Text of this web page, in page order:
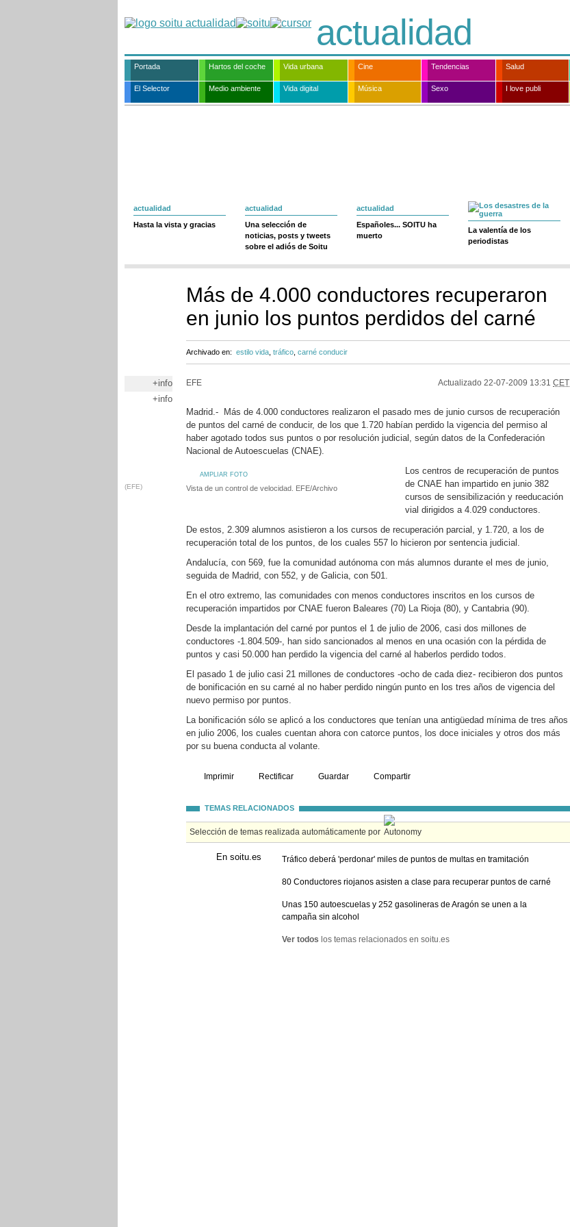
actualidad
Portada Hartos del coche Vida urbana Cine Tendencias Salud
El Selector Medio ambiente Vida digital Música Sexo I love publi
actualidad
Hasta la vista y gracias
actualidad
Una selección de
noticias, posts y tweets
sobre el adiós de Soitu
actualidad
Españoles... SOITU ha
muerto
La valentía de los
periodistas
Más de 4.000 conductores recuperaron
en junio los puntos perdidos del carné
Archivado en: estilo vida tráfico carné conducir
+info
+info
EFE Actualizado 22-07-2009 13:31 CET
Madrid.- Más de 4.000 conductores realizaron el pasado mes de junio cursos de recuperación
de puntos del carné de conducir, de los que 1.720 habían perdido la vigencia del permiso al
haber agotado todos sus puntos o por resolución judicial, según datos de la Confederación
Nacional de Autoescuelas (CNAE).
AMPLIAR FOTO
(EFE) Vista de un control de velocidad. EFE/Archivo
Los centros de recuperación de puntos
de CNAE han impartido en junio 382
cursos de sensibilización y reeducación
vial dirigidos a 4.029 conductores.
De estos, 2.309 alumnos asistieron a los cursos de recuperación parcial, y 1.720, a los de
recuperación total de los puntos, de los cuales 557 lo hicieron por sentencia judicial.
Andalucía, con 569, fue la comunidad autónoma con más alumnos durante el mes de junio,
seguida de Madrid, con 552, y de Galicia, con 501.
En el otro extremo, las comunidades con menos conductores inscritos en los cursos de
recuperación impartidos por CNAE fueron Baleares (70) La Rioja (80), y Cantabria (90).
Desde la implantación del carné por puntos el 1 de julio de 2006, casi dos millones de
conductores -1.804.509-, han sido sancionados al menos en una ocasión con la pérdida de
puntos y casi 50.000 han perdido la vigencia del carné al haberlos perdido todos.
El pasado 1 de julio casi 21 millones de conductores -ocho de cada diez- recibieron dos puntos
de bonificación en su carné al no haber perdido ningún punto en los tres años de vigencia del
nuevo permiso por puntos.
La bonificación sólo se aplicó a los conductores que tenían una antigüedad mínima de tres años
en julio 2006, los cuales cuentan ahora con catorce puntos, los doce iniciales y otros dos más
por su buena conducta al volante.
Imprimir Rectificar Guardar Compartir
TEMAS RELACIONADOS
Selección de temas realizada automáticamente por
En soitu.es Tráfico deberá 'perdonar' miles de puntos de multas en tramitación
80 Conductores riojanos asisten a clase para recuperar puntos de carné
Unas 150 autoescuelas y 252 gasolineras de Aragón se unen a la
campaña sin alcohol
Ver todos los temas relacionados en soitu.es